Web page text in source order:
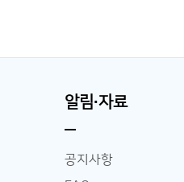
알림∙자료
공지사항